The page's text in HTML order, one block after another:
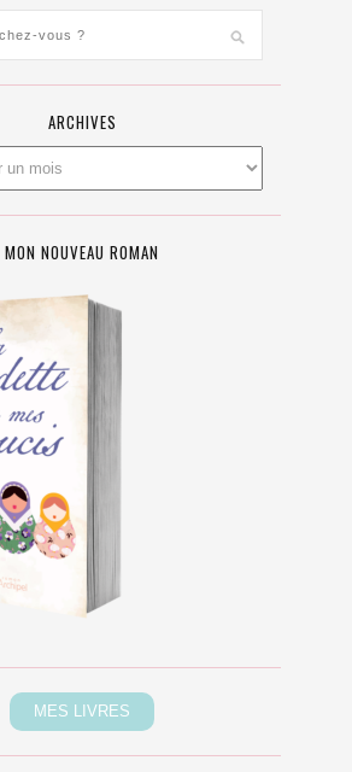
ARCHIVES
MON NOUVEAU ROMAN